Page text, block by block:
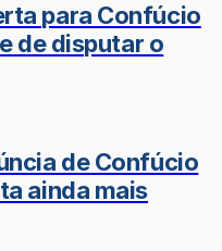
para Confúcio
de disputar o
de Confúcio
ainda mais